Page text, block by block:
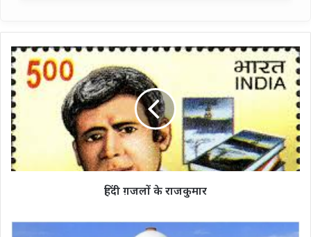
हिंदी
ग़जलों
के
राजकुमार
हिंदी ग़जलों के राजकुमार